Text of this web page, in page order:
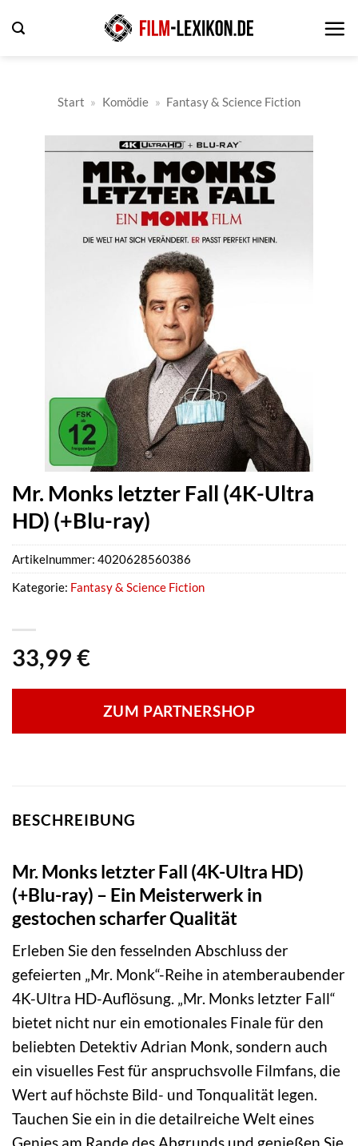
Inhalt
Start » Komödie » Fantasy & Science Fiction
Mr. Monks letzter Fall (4K-Ultra
HD) (+Blu-ray)
33,99 €
ZUM PARTNERSHOP
Artikelnummer: 4020628560386
Kategorie: Fantasy & Science Fiction
BESCHREIBUNG
Mr. Monks letzter Fall (4K-Ultra HD)
(+Blu-ray) – Ein Meisterwerk in
gestochen scharfer Qualität
Erleben Sie den fesselnden Abschluss der
gefeierten „Mr. Monk“-Reihe in atemberaubender
4K-Ultra HD-Auflösung. „Mr. Monks letzter Fall“
bietet nicht nur ein emotionales Finale für den
beliebten Detektiv Adrian Monk, sondern auch
ein visuelles Fest für anspruchsvolle Filmfans, die
Wert auf höchste Bild- und Tonqualität legen.
Tauchen Sie ein in die detailreiche Welt eines